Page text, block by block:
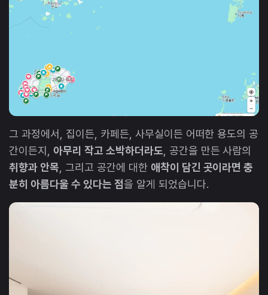
그 과정에서, 집이든, 카페든, 사무실이든 어떠한 용도의 공
간이든지, 아무리 작고 소박하더라도 , 공간을 만든 사람의
취향과 안목 , 그리고 공간에 대한 애착이 담긴 곳이라면 충
분히 아름다울 수 있다는 점을 알게 되었습니다.